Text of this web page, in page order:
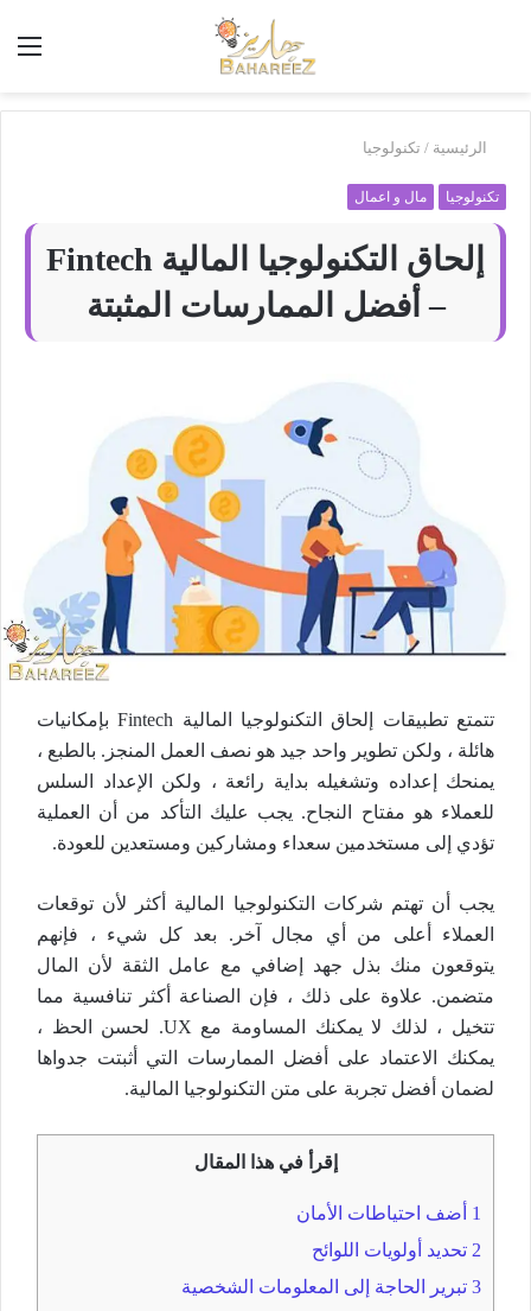
بَهاريز
الرئيسية / تكنولوجيا
تكنولوجيا مال و اعمال
إلحاق التكنولوجيا المالية Fintech
– أفضل الممارسات المثبتة
تتمتع تطبيقات إلحاق التكنولوجيا المالية Fintech بإمكانيات
هائلة ، ولكن تطوير واحد جيد هو نصف العمل المنجز. بالطبع ،
يمنحك إعداده وتشغيله بداية رائعة ، ولكن الإعداد السلس
للعملاء هو مفتاح النجاح. يجب عليك التأكد من أن العملية
تؤدي إلى مستخدمين سعداء ومشاركين ومستعدين للعودة.
يجب أن تهتم شركات التكنولوجيا المالية أكثر لأن توقعات
العملاء أعلى من أي مجال آخر. بعد كل شيء ، فإنهم
يتوقعون منك بذل جهد إضافي مع عامل الثقة لأن المال
متضمن. علاوة على ذلك ، فإن الصناعة أكثر تنافسية مما
تتخيل ، لذلك لا يمكنك المساومة مع UX. لحسن الحظ ،
يمكنك الاعتماد على أفضل الممارسات التي أثبتت جدواها
لضمان أفضل تجربة على متن التكنولوجيا المالية.
إقرأ في هذا المقال
1 أضف احتياطات الأمان
2 تحديد أولويات اللوائح
3 تبرير الحاجة إلى المعلومات الشخصية